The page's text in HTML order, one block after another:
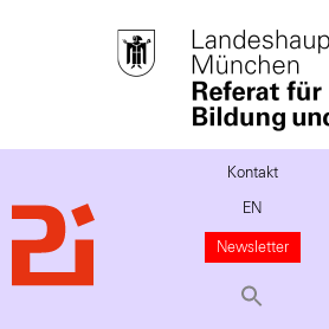
Kontakt
EN
Newsletter